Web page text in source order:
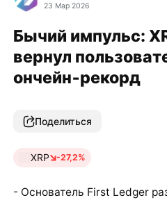
23 Мар 2026
Бычий импульс:
вернул
ончейн‑рекорд
Поделиться
XRP -27,2%
- Основатель First Ledger